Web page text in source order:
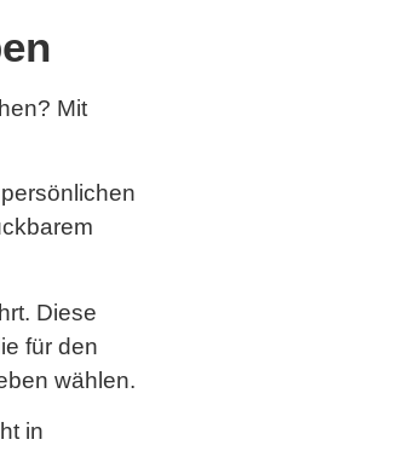
Mit
Diese
für den
wählen.
in